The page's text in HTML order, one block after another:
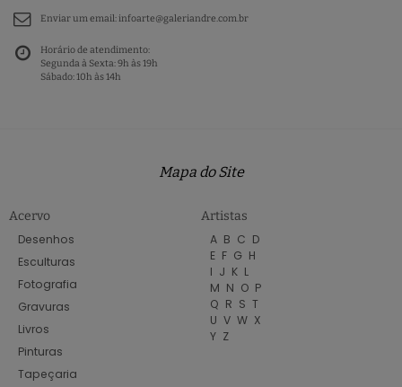
Enviar um email:infoarte@galeriandre.com.br
Horário de atendimento:
Segunda à Sexta: 9h às 19h
Sábado: 10h às 14h
Mapa do Site
Acervo
Desenhos
Esculturas
Fotografia
Gravuras
Livros
Pinturas
Tapeçaria
Artistas
A B C D
E F G H
I J K L
M N O P
Q R S T
U V W X
Y Z